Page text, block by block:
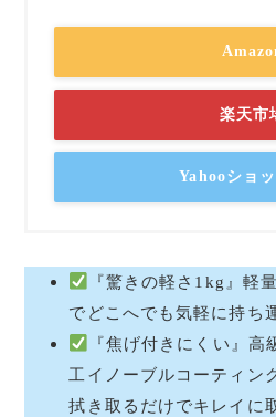
楽天市
Yahooショ
『驚きの軽さ1kg』軽
でどこへでも気軽に持ち
『焦げ付きにくい』
工イノーブルコーティン
拭き取るだけでキレイに